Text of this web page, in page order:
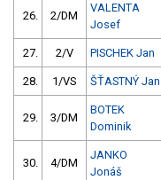
26. 2/DM
VALENTA
Josef
27. 2/V PISCHEK Jan
28. 1/VS ŠŤASTNÝ Jan
29. 3/DM
BOTEK
Dominik
30. 4/DM
JANKO
Jonáš